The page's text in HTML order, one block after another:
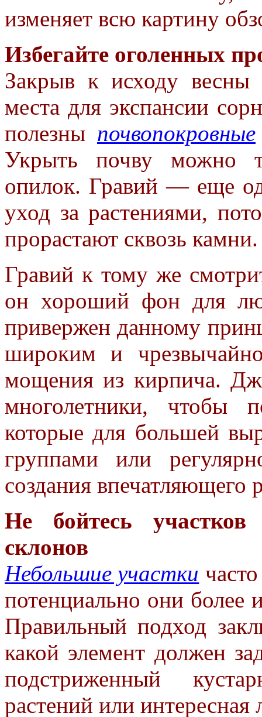
изменяет всю картину
Избегайте оголенных
Закрыв к исходу
места для экспансии
полезны почвопокровные
Укрыть почву можно
опилок. Гравий — еще
уход за растениями,
прорастают сквозь камни.
Гравий к тому же
он хороший фон для
привержен данному
широким и
мощения из кирпича.
многолетники, чтобы
которые для большей
группами или
создания впечатляющего
Не бойтесь
склонов
Небольшие участки
потенциально они более
Правильный подход
какой элемент должен
подстриженный
растений или интересная